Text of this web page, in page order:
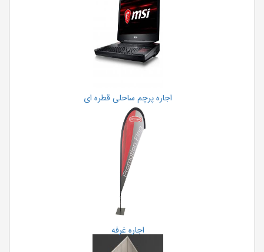
اجاره پرچم ساحلی قطره ای
اجاره غرفه